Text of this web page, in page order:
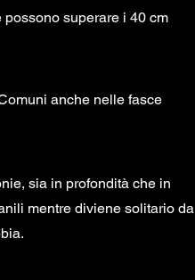
superare i 40 cm
anche nelle fasce
sia in profondità che in
mentre diviene solitario da